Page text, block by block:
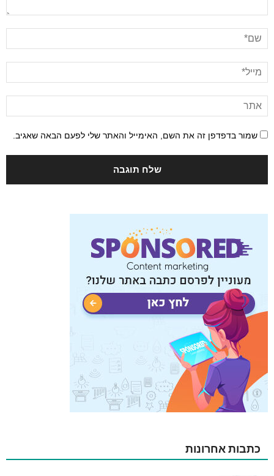
שמור בדפדפן זה את השם, האימייל והאתר שלי לפעם הבאה שאגיב.
כתבות אחרונות